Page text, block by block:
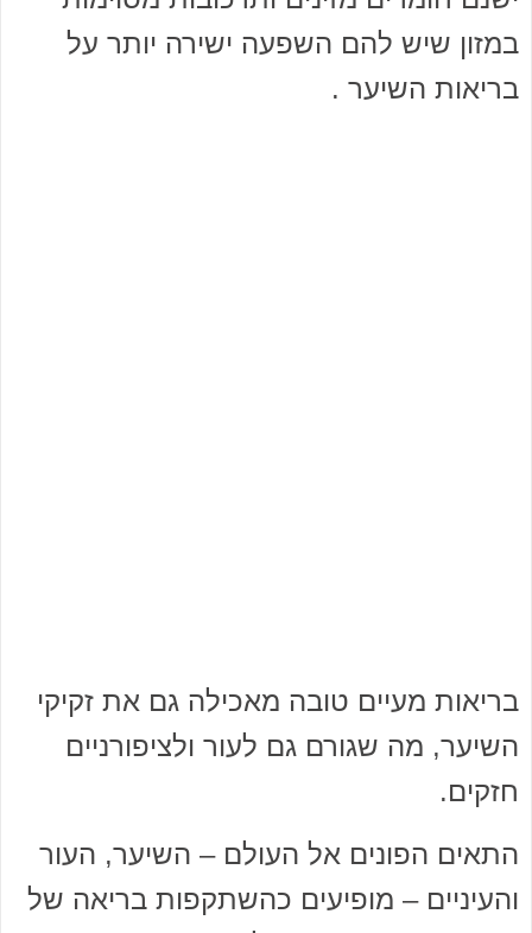
במזון שיש להם השפעה ישירה יותר על
בריאות השיער .
בריאות מעיים טובה מאכילה גם את זקיקי
השיער, מה שגורם גם לעור ולציפורניים
חזקים.
התאים הפונים אל העולם – השיער, העור
והעיניים – מופיעים כהשתקפות בריאה של